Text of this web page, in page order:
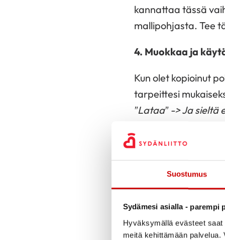
Suostumus
Sydämesi asialla - parempi
Hyväksymällä evästeet
meitä kehittämään
kannattaa tässä
mallipohjasta. Tee
4. Muokkaa ja
Kun olet kopioinut
tarpeittesi
”Lataa” -> Ja
käyttöösi
Pystymallinen